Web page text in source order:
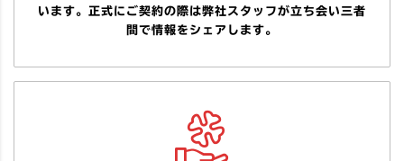
います。正式にご契約の際は弊社スタッフが立ち会い三者
間で情報をシェアします。